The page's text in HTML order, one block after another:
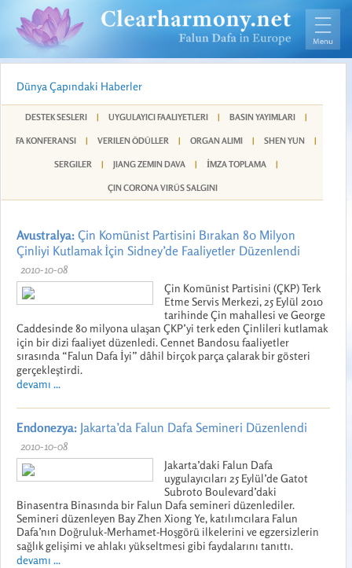
Dünya Çapındaki Haberler
DESTEK SESLERI | UYGULAYICI FAALIYETLERI | BASIN YAYIMLARI |
FA KONFERANSI | VERILEN ÖDÜLLER | ORGAN ALIMI | SHEN YUN |
SERGILER | JIANG ZEMIN DAVA | İMZA TOPLAMA |
ÇIN CORONA VIRÜS SALGINI
Avustralya: Çin Komünist Partisini Bırakan 80 Milyon
Çinliyi Kutlamak İçin Sidney’de Faaliyetler Düzenlendi
2010-10-08
Çin Komünist Partisini (ÇKP) Terk
Etme Servis Merkezi, 25 Eylül 2010
tarihinde Çin mahallesi ve George
Caddesinde 80 milyona ulaşan ÇKP’yi terk eden Çinlileri kutlamak
için bir dizi faaliyet düzenledi. Cennet Bandosu faaliyetler
sırasında “Falun Dafa İyi” dâhil birçok parça çalarak bir gösteri
gerçekleştirdi.
devamı ...
Endonezya: Jakarta’da Falun Dafa Semineri Düzenlendi
2010-10-08
Jakarta’daki Falun Dafa
uygulayıcıları 25 Eylül’de Gatot
Subroto Boulevard’daki
Binasentra Binasında bir Falun Dafa semineri düzenlediler.
Semineri düzenleyen Bay Zhen Xiong Ye, katılımcılara Falun
Dafa’nın Doğruluk-Merhamet-Hoşgörü ilkelerini ve egzersizlerin
sağlık gelişimi ve ahlakı yükseltmesi gibi faydalarını tanıttı.
devamı ...